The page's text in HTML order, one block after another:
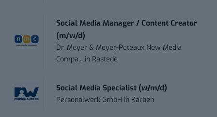
Social Media Manager / Content Creator
(m/w/d)
Dr. Meyer & Meyer-Peteaux New Media
Compa... in Rastede
Social Media Specialist (w/m/d)
Personalwerk GmbH in Karben